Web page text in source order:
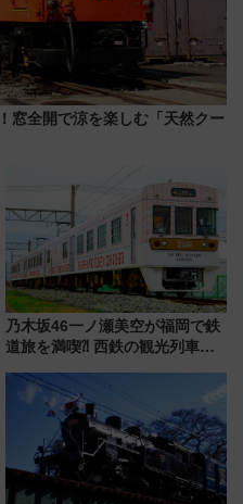
窓全開で涼を楽しむ「天然クー
乃木坂46一ノ瀬美空が福岡で鉄
道旅を満喫⁈ 西鉄の観光列車
CHIKUGO」で巡る福岡･太宰
府･柳川の旅！YouTubeが公開